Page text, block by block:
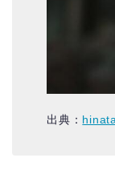
出典：